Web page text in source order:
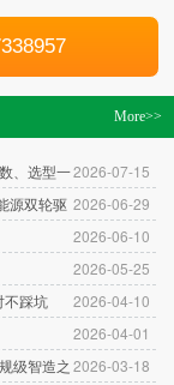
More>>
2026-07-15
、选型一
2026-06-29
源双轮驱
2026-06-10
2026-05-25
2026-04-10
不踩坑
2026-04-01
2026-03-18
级智造之